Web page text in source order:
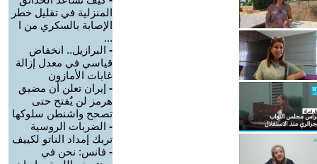
المنزلية في تقليل خطر
الإصابة بالسكري من ا
...
- البرازيل.. انخفاض
قياسي في معدل إزالة
غابات الأمازون
- إيران تعلن أن مضيق
هرمز لن يٌفتح حتى
تصحح واشنطن سلوكها
- الضربات الروسية
تربك إمداد الناتو لكييف
- فانس: نحن في